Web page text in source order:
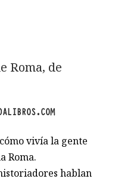
Roma, de
vivía la gente
Roma.
hablan